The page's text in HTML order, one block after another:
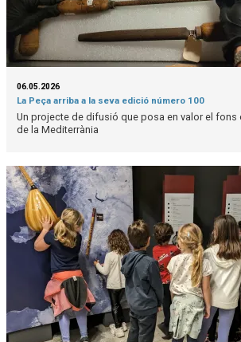
06.05.2026
La Peça arriba a la seva edició número 100
Un projecte de difusió que posa en valor el fons
de la Mediterrània